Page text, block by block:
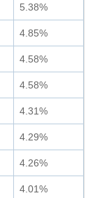
5.38%
4.85%
4.58%
4.58%
4.31%
4.29%
4.26%
4.01%